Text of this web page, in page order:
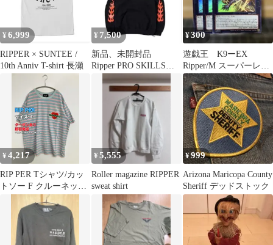
¥ 6,999
RIPPER × SUNTEE /
10th Anniv T-shirt 長瀬
¥ 7,500
新品、未開封品
Ripper PRO SKILLSフ
ーディ 2XL
¥300
遊戯王 K9ーEX
Ripper/M スーパーレ
ア 3枚
¥4,217
RIP PER Tシャツ/カッ
トソー F クルーネック
(丸首) 半袖 ボーダー柄
ワンポイント 刺繍 ミド
ル丈 メンズ レディース
¥5,555
Roller magazine RIPPER
sweat shirt
¥999
Arizona Maricopa County
Sheriff デッドストック